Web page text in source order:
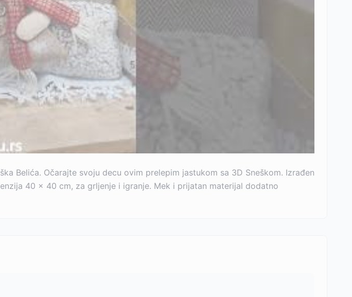
Belića. Očarajte svoju decu ovim prelepim jastukom sa 3D Sneškom. Izrađen
40 x 40 cm, za grljenje i igranje. Mek i prijatan materijal dodatno